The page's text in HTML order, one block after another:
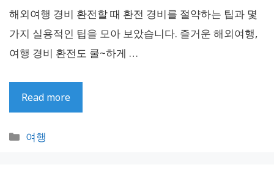
해외여행 경비 환전할 때 환전 경비를 절약하는 팁과 몇
가지 실용적인 팁을 모아 보았습니다. 즐거운 해외여행,
여행 경비 환전도 쿨~하게 …
Read more
카
여행